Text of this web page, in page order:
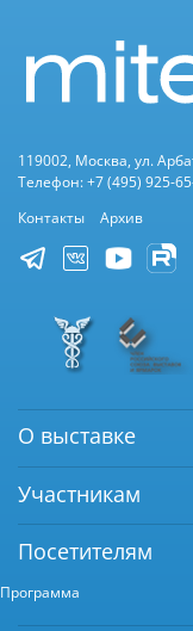
119002, Москва, ул.
Телефон: +7 (495) 925-
Контакты
Архив
О выставке
Участникам
Посетителям
Программа